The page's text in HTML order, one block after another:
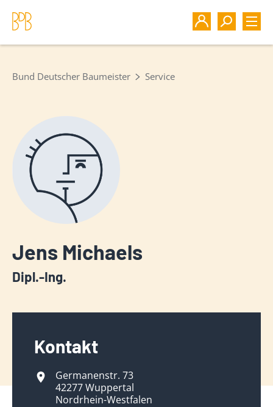
Bund Deutscher Baumeister Service
Jens Michaels
Dipl.-Ing.
Kontakt
Germanenstr. 73
42277 Wuppertal
Nordrhein-Westfalen